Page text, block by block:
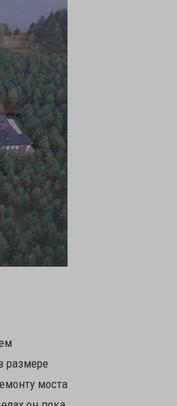
размере
моста